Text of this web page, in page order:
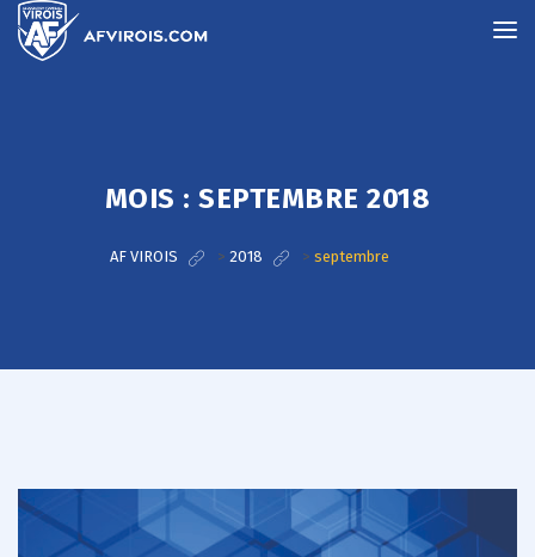
MOIS :SEPTEMBRE 2018
AF VIROIS > 2018 > septembre